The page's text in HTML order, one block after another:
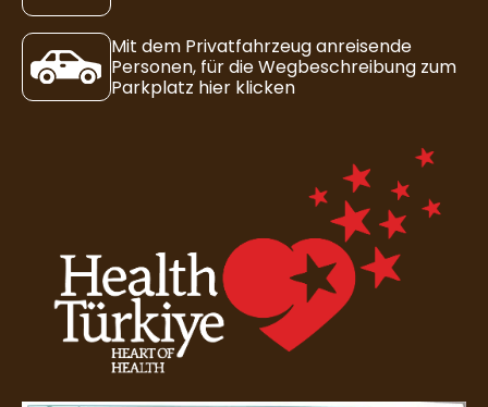
Mit dem Privatfahrzeug anreisende
Personen, für die Wegbeschreibung zum
Parkplatz hier klicken